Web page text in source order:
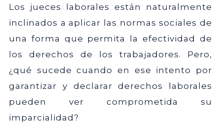
Los jueces laborales están naturalmente
inclinados a aplicar las normas sociales de
una forma que permita la efectividad de
los derechos de los trabajadores. Pero,
¿qué sucede cuando en ese intento por
garantizar y declarar derechos laborales
pueden ver comprometida su
imparcialidad?